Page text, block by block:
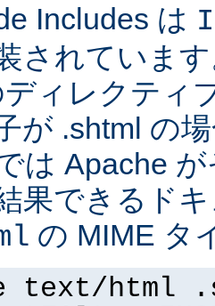
Includes は
されていま
ィレクティ
が .shtml の
は Apache
果できるド
の MIME タ
text/html